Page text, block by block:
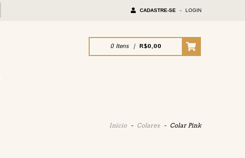
CADASTRE-SE - LOGIN
0 Itens | R$0,00
Início - Colares - Colar Pink